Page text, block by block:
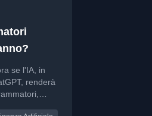
se l'IA, in
renderà